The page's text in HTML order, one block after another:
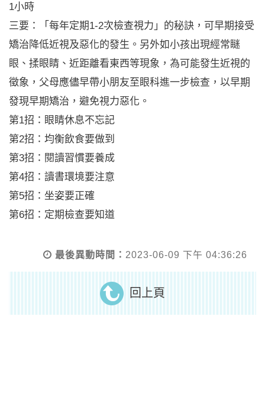
1小時
三要：「每年定期1-2次檢查視力」的秘訣，可早期接受
矯治降低近視及惡化的發生。另外如小孩出現經常瞇
眼、揉眼睛、近距離看東西等現象，為可能發生近視的
徵象，父母應儘早帶小朋友至眼科進一步檢查，以早期
發現早期矯治，避免視力惡化。
第1招：眼睛休息不忘記
第2招：均衡飲食要做到
第3招：閱讀習慣要養成
第4招：讀書環境要注意
第5招：坐姿要正確
第6招：定期檢查要知道
最後異動時間： 2023-06-09 下午 04:36:26
回上頁